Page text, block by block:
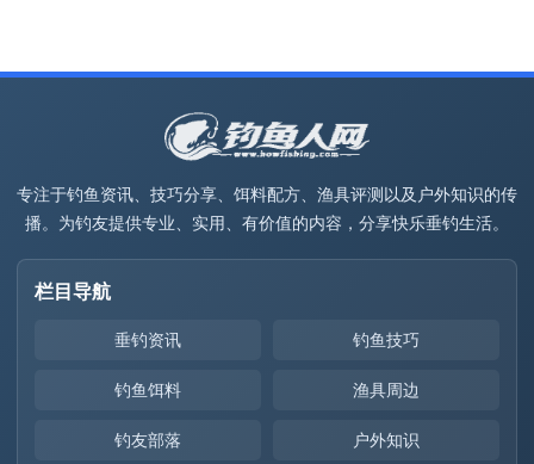
专注于钓鱼资讯、技巧分享、饵料配方、渔具评测以及户外知识的传
播。为钓友提供专业、实用、有价值的内容，分享快乐垂钓生活。
栏目导航
垂钓资讯 钓鱼技巧
钓鱼饵料 渔具周边
钓友部落 户外知识